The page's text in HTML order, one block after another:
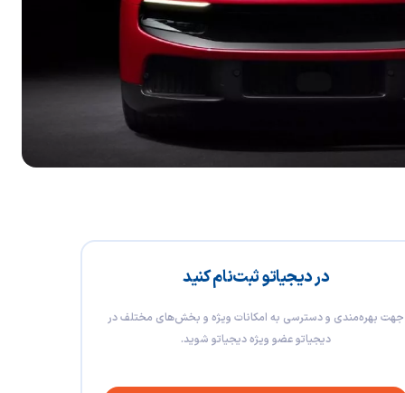
در دیجیاتو ثبت‌نام کنید
جهت بهره‌مندی و دسترسی به امکانات ویژه و بخش‌های مختلف در
دیجیاتو عضو ویژه دیجیاتو شوید.